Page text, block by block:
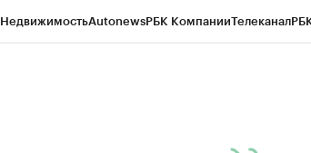
НедвижимостьAutonewsРБК КомпанииТелеканал